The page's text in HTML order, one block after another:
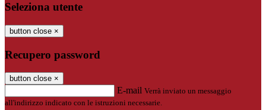
Seleziona utente
button close ×
Recupero password
button close ×
E-mail Verrà inviato un messaggio
all'indirizzo indicato con le istruzioni necessarie.